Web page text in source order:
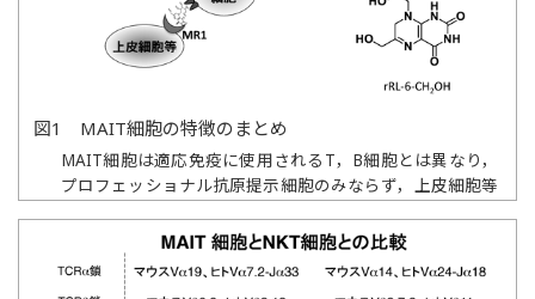
図1 MAIT細胞の特徴のまとめ
MAIT細胞は適応免疫に使用されるT，B細胞とは異なり，
プロフェッショナル抗原提示細胞のみならず，上皮細胞等
活性化される．右下の化学式はMAIT細胞が認識するリガ
ンドのうち，アゴニストであるビタミンB2合成中間体
（reduced 6-hydroxymethyl-8-